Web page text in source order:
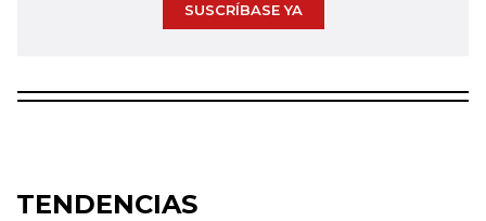
SUSCRÍBASE YA
TENDENCIAS